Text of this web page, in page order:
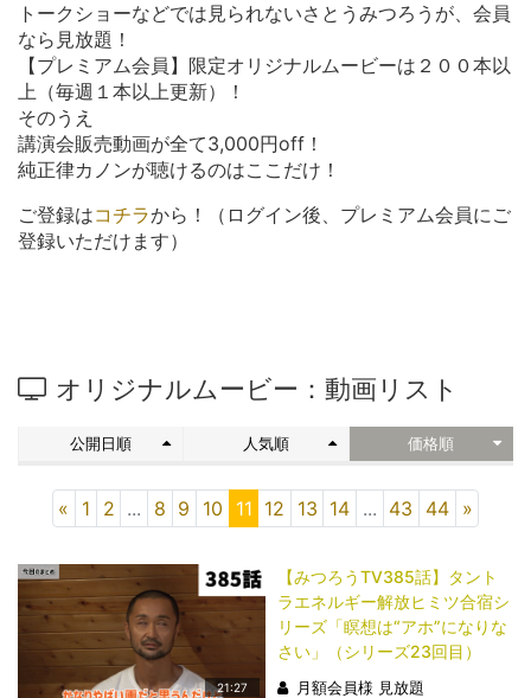
トークショーなどでは見られないさとうみつろうが、会員
なら見放題！
【プレミアム会員】限定オリジナルムービーは２００本以
上（毎週１本以上更新）！
そのうえ
講演会販売動画が全て3,000円off！
純正律カノンが聴けるのはここだけ！
ご登録はコチラから！（ログイン後、プレミアム会員にご
登録いただけます）
オリジナルムービー：動画リスト
公開日順 人気順 価格順
« 1 2 ... 8 9 10 11 12 13 14 ... 43 44 »
21:27
【みつろうTV385話】タント
ラエネルギー解放ヒミツ合宿シ
リーズ「瞑想は“アホ”になりな
さい」（シリーズ23回目）
月額会員様 見放題